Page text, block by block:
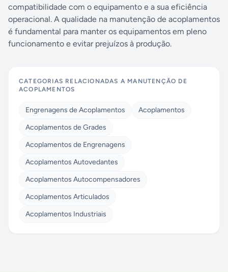
compatibilidade com o equipamento e a sua eficiência
operacional. A qualidade na manutenção de acoplamentos
é fundamental para manter os equipamentos em pleno
funcionamento e evitar prejuízos à produção.
CATEGORIAS RELACIONADAS A MANUTENÇÃO DE
ACOPLAMENTOS
Engrenagens de Acoplamentos
Acoplamentos
Acoplamentos de Grades
Acoplamentos de Engrenagens
Acoplamentos Autovedantes
Acoplamentos Autocompensadores
Acoplamentos Articulados
Acoplamentos Industriais